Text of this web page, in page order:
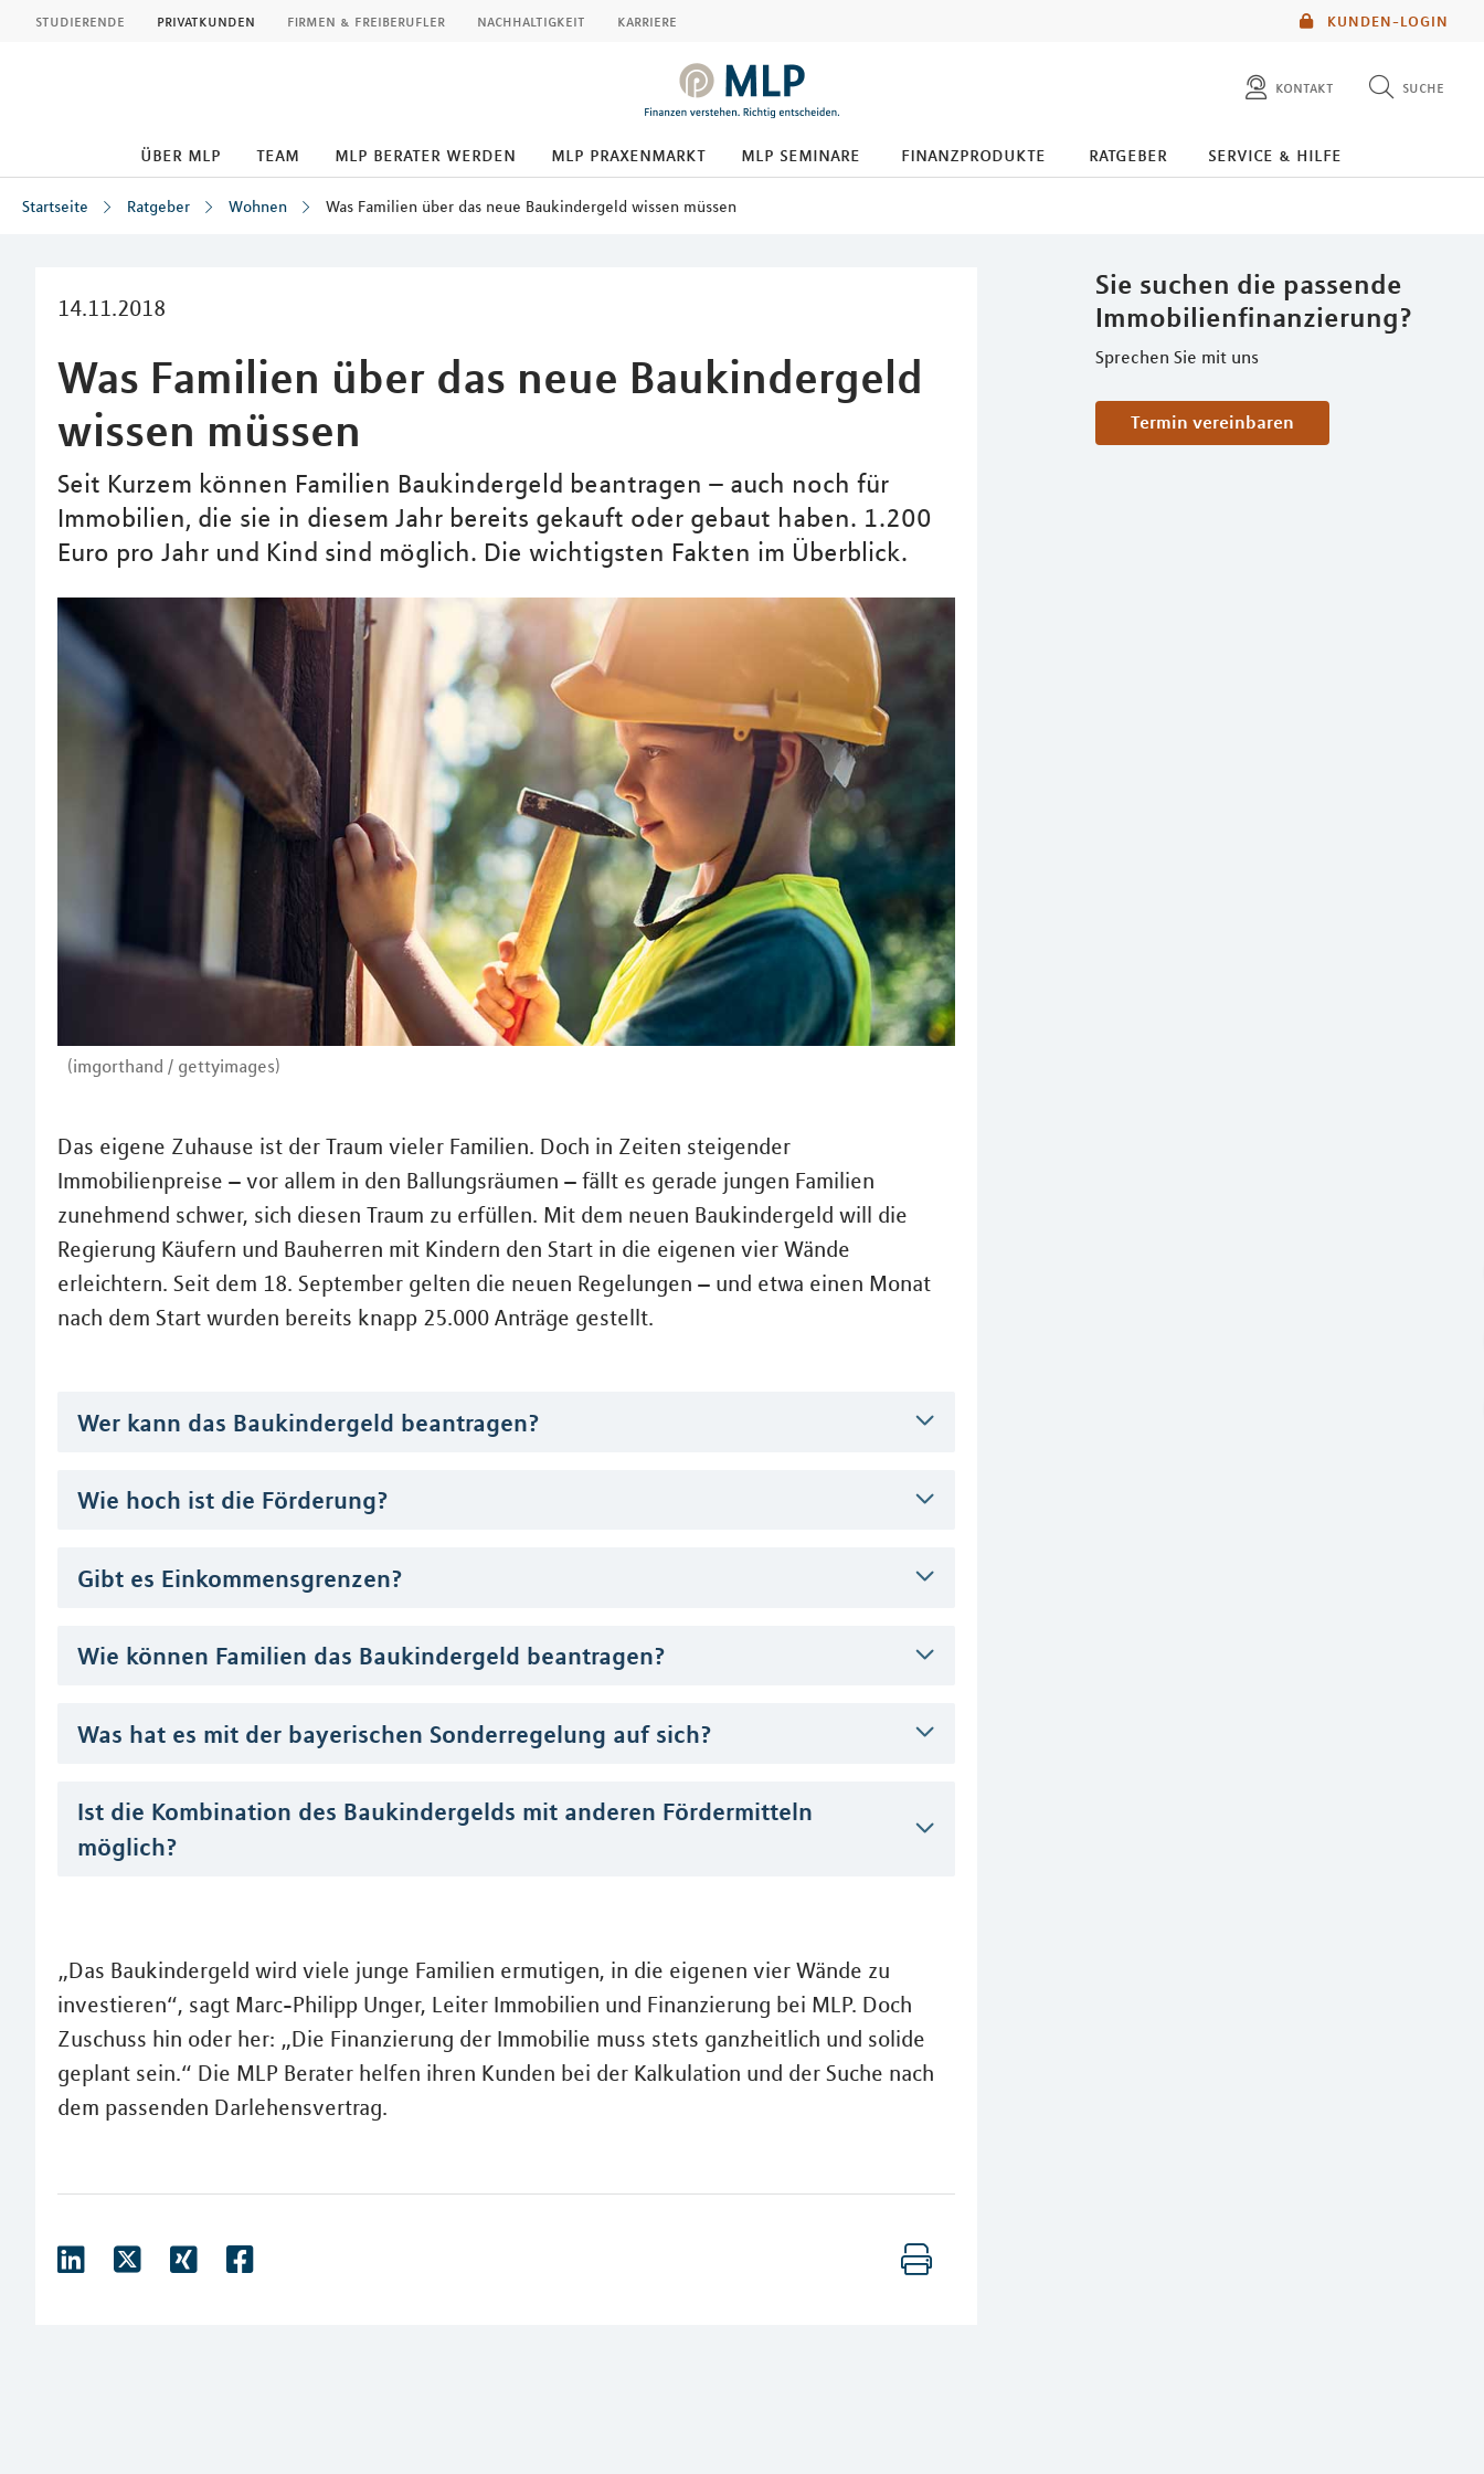
KUNDEN-LOGIN
studierende privatkunden firmen & freiberufler nachhaltigkeit karriere
kontakt suche
diese website durchsuchen
über mlp team mlp berater werden mlp praxenmarkt mlp seminare finanzprodukte ratgeber service & hilfe
Startseite Ratgeber Wohnen Was Familien über das neue Baukindergeld wissen müssen
14.11.2018
Was Familien über das neue Baukindergeld
wissen müssen
Seit Kurzem können Familien Baukindergeld beantragen – auch noch für
Immobilien, die sie in diesem Jahr bereits gekauft oder gebaut haben. 1.200
Euro pro Jahr und Kind sind möglich. Die wichtigsten Fakten im Überblick.
(imgorthand / gettyimages)
Sie suchen die passende
Immobilienfinanzierung?
Sprechen Sie mit uns
Termin vereinbaren
Das eigene Zuhause ist der Traum vieler Familien. Doch in Zeiten steigender
Immobilienpreise – vor allem in den Ballungsräumen – fällt es gerade jungen Familien
zunehmend schwer, sich diesen Traum zu erfüllen. Mit dem neuen Baukindergeld will die
Regierung Käufern und Bauherren mit Kindern den Start in die eigenen vier Wände
erleichtern. Seit dem 18. September gelten die neuen Regelungen – und etwa einen Monat
nach dem Start wurden bereits knapp 25.000 Anträge gestellt.
Wer kann das Baukindergeld beantragen?
Wie hoch ist die Förderung?
Gibt es Einkommensgrenzen?
Wie können Familien das Baukindergeld beantragen?
Was hat es mit der bayerischen Sonderregelung auf sich?
Ist die Kombination des Baukindergelds mit anderen Fördermitteln
möglich?
„Das Baukindergeld wird viele junge Familien ermutigen, in die eigenen vier Wände zu
investieren“, sagt Marc-Philipp Unger, Leiter Immobilien und Finanzierung bei MLP. Doch
Zuschuss hin oder her: „Die Finanzierung der Immobilie muss stets ganzheitlich und solide
geplant sein.“ Die MLP Berater helfen ihren Kunden bei der Kalkulation und der Suche nach
dem passenden Darlehensvertrag.